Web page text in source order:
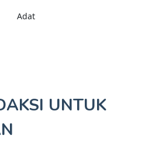
Adat
UNTUK